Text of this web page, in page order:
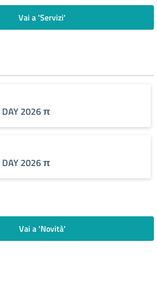
Vai a 'Servizi'
DAY 2026 π
DAY 2026 π
Vai a 'Novità'